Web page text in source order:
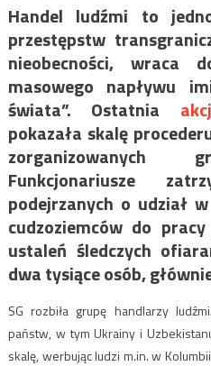
Handel ludźmi to
przestępstw
nieobecności, wraca
masowego napływu
świata”. Ostatnia
pokazała skalę
zorganizowanych
Funkcjonariusze
podejrzanych o udział
cudzoziemców do
ustaleń śledczych
dwa tysiące osób,
SG rozbiła grupę handlarzy
państw, w tym Ukrainy i
skalę, werbując ludzi m.in. w